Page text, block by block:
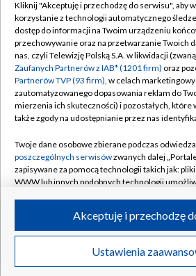
TVP
Abonament TVP
Emisja w TVP
Centrum informacji TVP
Naziemna Telewizja Cyfrowa
Rada Programowa
System NOS
Informacje o nadawcy
Program dla prasy
Ogłoszenie przetargowe
Regulamin
Polityka
Moje zgody
Pomoc
Kontakt
Kanały
©2026 Telewizja Polska S.A.
Kliknij "Akceptuję i przechodzę do serwisu", aby
korzystanie z technologii automatycznego
dostęp do informacji na Twoim urządzeniu
przechowywanie oraz na przetwarzanie Twoich
nas, czyli Telewizję Polską S.A. w likwidacji
Zaufanych Partnerów z IAB* (1201 firm) oraz
Partnerów TVP (93 firm), w celach
zautomatyzowanego dopasowania reklam do
mierzenia ich skuteczności) i pozostałych, które
także zgody na udostępnianie przez nas
Twoje dane osobowe zbierane podczas
poszczególnych serwisówzwanych dalej
zapisywane za pomocą technologii takich jak:
WWW lub innych podobnych technologii
ruchu w Internecie.
Twoje dane osobowe zbierane podczas
poszczególnych serwisówna Portalu, takie jak
Ustawienia
Akceptuję i przechodzę